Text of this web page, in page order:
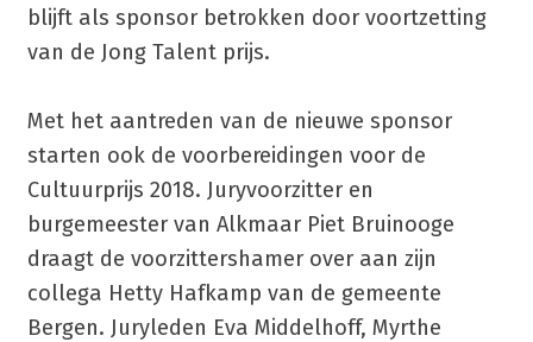
blijft als sponsor betrokken door voortzetting
van de Jong Talent prijs.
Met het aantreden van de nieuwe sponsor
starten ook de voorbereidingen voor de
Cultuurprijs 2018. Juryvoorzitter en
burgemeester van Alkmaar Piet Bruinooge
draagt de voorzittershamer over aan zijn
collega Hetty Hafkamp van de gemeente
Bergen. Juryleden Eva Middelhoff, Myrthe